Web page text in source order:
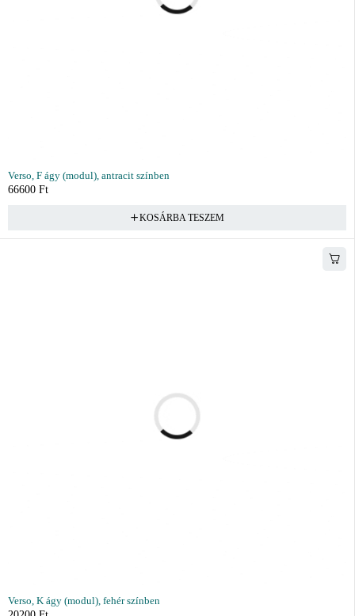
Verso, F ágy (modul), antracit színben
66600 Ft
KOSÁRBA TESZEM
Verso, K ágy (modul), fehér színben